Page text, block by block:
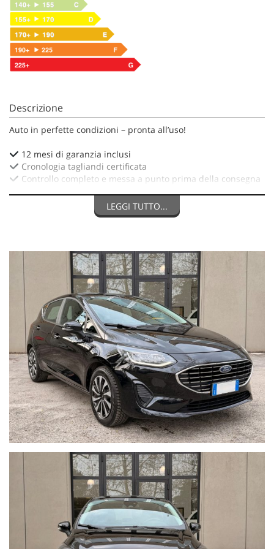
Descrizione
Auto in perfette condizioni – pronta all’uso!
12 mesi di garanzia inclusi
Cronologia tagliandi certificata
Controllo completo e messa a punto prima della consegna
Ultimi interventi effettuati:
Gomme: INVERNALI 90%
Classe ambientale: Euro 6
Guidabile anche da neopatentati
Possibilità di finanziamento su misura
Ritiriamo il tuo usato in permuta
Foto reali del veicolo in vendita
I nostri annunci sono redatti con la massima attenzione;
tuttavia eventuali errori o imprecisioni non costituiscono
vincolo contrattuale.
Garanzia 12 mesi
CRONOLOGIA TAGLIANDI
Ultima manutenzione: 03.26 - 90.000KM
Ultima revisione: -
Classe ambientale: Euro 6
Il veicolo può essere guidato da un neopatentato
LEGGI TUTTO...